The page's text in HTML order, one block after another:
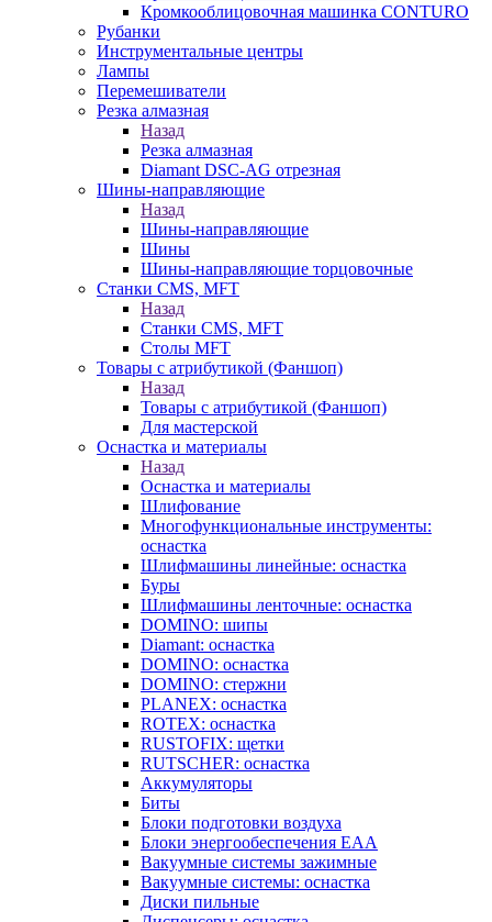
Кромкооблицовочная машинка CONTURO
Рубанки
Инструментальные центры
Лампы
Перемешиватели
Резка алмазная
Назад
Резка алмазная
Diamant DSC-AG отрезная
Шины-направляющие
Назад
Шины-направляющие
Шины
Шины-направляющие торцовочные
Станки CMS, MFT
Назад
Станки CMS, MFT
Столы MFT
Товары с атрибутикой (Фаншоп)
Назад
Товары с атрибутикой (Фаншоп)
Для мастерской
Оснастка и материалы
Назад
Оснастка и материалы
Шлифование
Многофункциональные инструменты:
оснастка
Шлифмашины линейные: оснастка
Буры
Шлифмашины ленточные: оснастка
DOMINO: шипы
Diamant: оснастка
DOMINO: оснастка
DOMINO: стержни
PLANEX: оснастка
ROTEX: оснастка
RUSTOFIX: щетки
RUTSCHER: оснастка
Аккумуляторы
Биты
Блоки подготовки воздуха
Блоки энергообеспечения EAA
Вакуумные системы зажимные
Вакуумные системы: оснастка
Диски пильные